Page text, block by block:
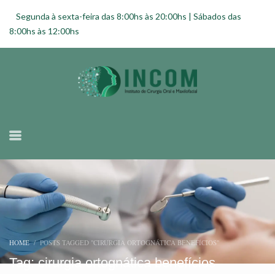
Segunda à sexta-feira das 8:00hs às 20:00hs | Sábados das
8:00hs às 12:00hs
HOME POSTS TAGGED "CIRURGIA ORTOGNÁTICA BENEFÍCIOS"
Tag: cirurgia ortognática benefícios